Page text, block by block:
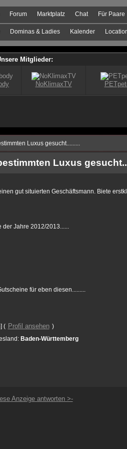
Für Paare
Chat
Marktplatz
Forum
Kalender
Dominas & Ladies
Luxus gesucht.........
Luxus
gut situierten Geschäftsmann. Biete
der Jahre 2012/2013......
für eben diesen.........
( Profil ansehen )
Baden-Württemberg
Anzeige antworten >-